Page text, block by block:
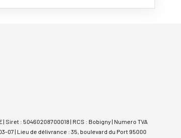
Siret : 50460208700018 | RCS : Bobigny | Numero TVA
07 | Lieu de délivrance : 35, boulevard du Port 95000